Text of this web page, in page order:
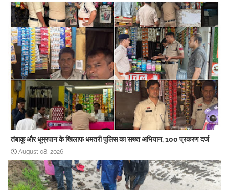
तंबाकू और धूम्रपान के खिलाफ धमतरी पुलिस का सख्त अभियान, 100 प्रकरण दर्ज
August 08, 2026